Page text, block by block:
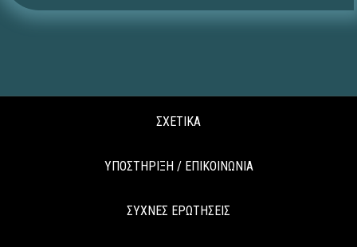
ΣΧΕΤΙΚΑ
ΥΠΟΣΤΗΡΙΞΗ / ΕΠΙΚΟΙΝΩΝΙΑ
ΣΥΧΝΕΣ ΕΡΩΤΗΣΕΙΣ